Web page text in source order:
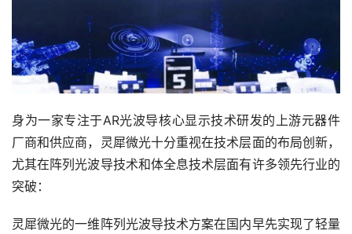
身为一家专注于AR光波导核心显示技术研发的上游元器件
厂商和供应商，灵犀微光十分重视在技术层面的布局创新，
尤其在阵列光波导技术和体全息技术层面有许多领先行业的
突破：
灵犀微光的一维阵列光波导技术方案在国内早先实现了轻量